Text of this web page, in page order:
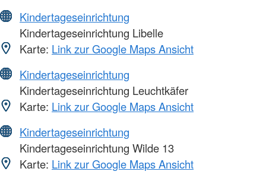
Kindertageseinrichtung
Kindertageseinrichtung Libelle
Karte: Link zur Google Maps Ansicht
Kindertageseinrichtung
Kindertageseinrichtung Leuchtkäfer
Karte: Link zur Google Maps Ansicht
Kindertageseinrichtung
Kindertageseinrichtung Wilde 13
Karte: Link zur Google Maps Ansicht